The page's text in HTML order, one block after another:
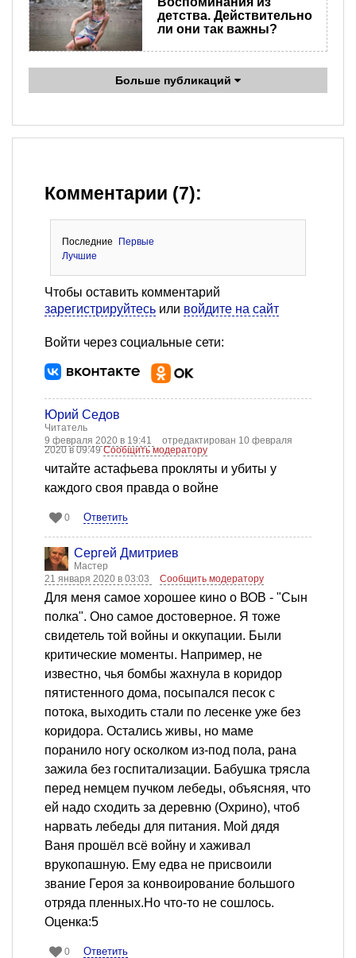
детства. Действительно
ли они так важны?
Больше публикаций
Комментарии (7):
Последние
Первые
Лучшие
Чтобы оставить комментарий
зарегистрируйтесь или войдите на сайт
Войти через социальные сети:
Юрий Седов
Читатель
9 февраля 2020 в 19:41
отредактирован 10 февраля
2020 в 09:49Сообщить модератору
читайте астафьева прокляты и убиты у
каждого своя правда о войне
0 Ответить
Сергей Дмитриев
Мастер
21 января 2020 в 03:03
Сообщить модератору
Для меня самое хорошее кино о ВОВ - "Сын
полка". Оно самое достоверное. Я тоже
свидетель той войны и оккупации. Были
критические моменты. Например, не
известно, чья бомбы жахнула в коридор
пятистенного дома, посыпался песок с
потока, выходить стали по лесенке уже без
коридора. Остались живы, но маме
поранило ногу осколком из-под пола, рана
зажила без госпитализации. Бабушка трясла
перед немцем пучком лебеды, объясняя, что
ей надо сходить за деревню (Охрино), чтоб
нарвать лебеды для питания. Мой дядя
Ваня прошёл всё войну и хаживал
врукопашную. Ему едва не присвоили
звание Героя за конвоирование большого
отряда пленных.Но что-то не сошлось.
Оценка:5
0 Ответить